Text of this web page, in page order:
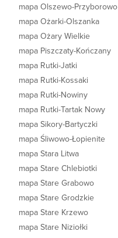
mapa Olszewo-Przyborowo
mapa Ożarki-Olszanka
mapa Ożary Wielkie
mapa Piszczaty-Kończany
mapa Rutki-Jatki
mapa Rutki-Kossaki
mapa Rutki-Nowiny
mapa Rutki-Tartak Nowy
mapa Sikory-Bartyczki
mapa Śliwowo-Łopienite
mapa Stara Litwa
mapa Stare Chlebiotki
mapa Stare Grabowo
mapa Stare Grodzkie
mapa Stare Krzewo
mapa Stare Niziołki